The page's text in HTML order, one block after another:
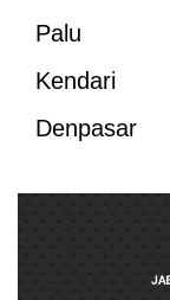
Palu
Kendari
Denpasar